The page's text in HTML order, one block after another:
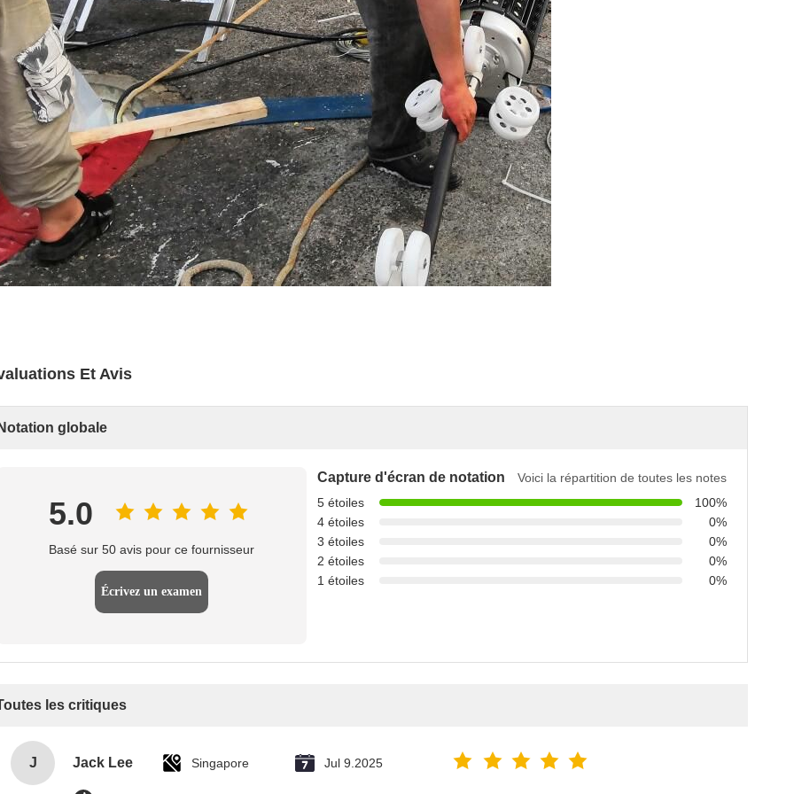
Et Avis
globale
5.0
Basé sur 50 avis pour ce fournisseur
Écrivez un examen
Capture d'écran de notation
Voici la répartition de toutes les notes
5 étoiles
100%
4 étoiles
0%
3 étoiles
0%
2 étoiles
0%
1 étoiles
0%
les critiques
J Jack Lee Singapore Jul 9.2025